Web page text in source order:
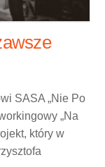
SASA „Nie Po
„Na
który w